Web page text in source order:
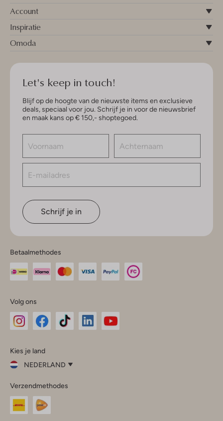
Account
Inspiratie
Omoda
Let's keep in touch!
Blijf op de hoogte van de nieuwste items en exclusieve
deals, speciaal voor jou. Schrijf je in voor de nieuwsbrief
en maak kans op € 150,- shoptegoed.
Schrijf je in
Betaalmethodes
Volg ons
InstagramFacebook
Kies je land
NEDERLAND
je
land
Nederland
Verzendmethodes